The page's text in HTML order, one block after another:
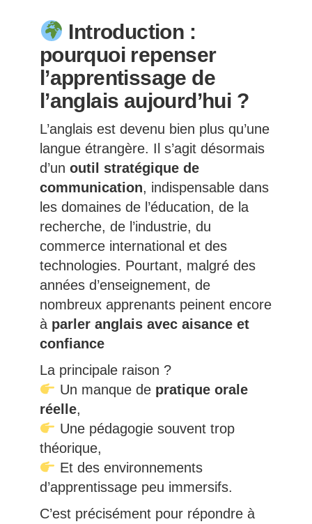
Introduction :
pourquoi repenser
l’apprentissage de
l’anglais aujourd’hui ?
L’anglais est devenu bien plus qu’une
langue étrangère. Il s’agit désormais
d’un outil stratégique de
communication, indispensable dans
les domaines de l’éducation, de la
recherche, de l’industrie, du
commerce international et des
technologies. Pourtant, malgré des
années d’enseignement, de
nombreux apprenants peinent encore
à parler anglais avec aisance et
confiance
La principale raison ?
Un manque de pratique orale
réelle,
Une pédagogie souvent trop
théorique,
Et des environnements
d’apprentissage peu immersifs.
C’est précisément pour répondre à